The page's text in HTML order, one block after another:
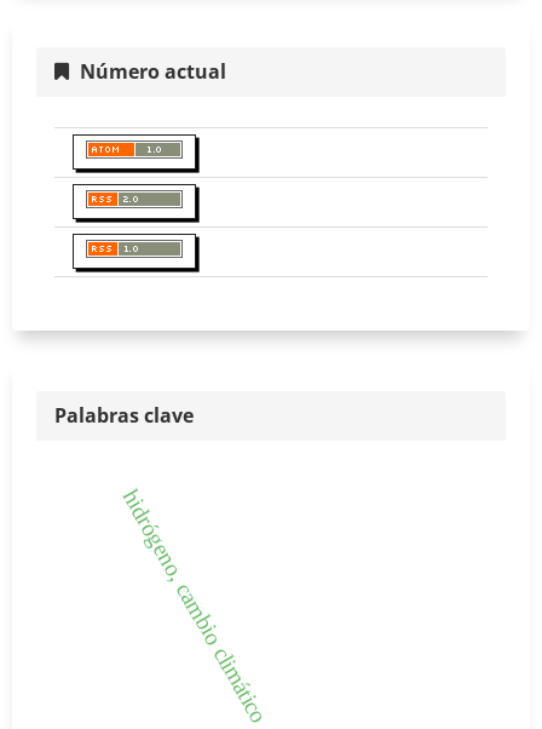
Número actual
Palabras clave
hidrógeno, cambio climático